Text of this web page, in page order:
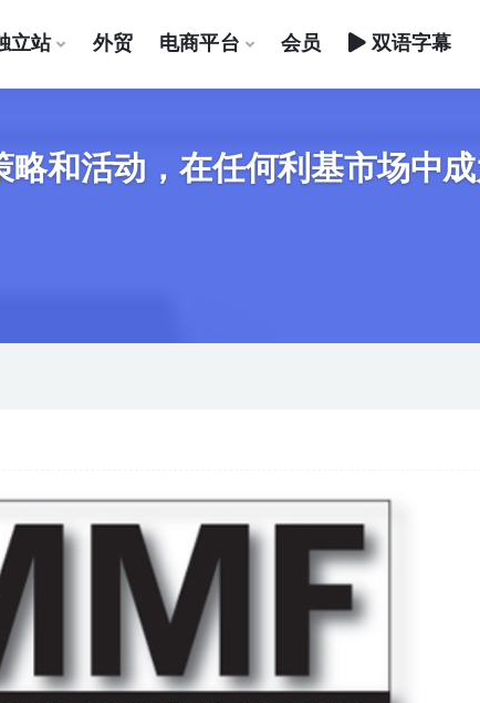
立站 外贸 电商平台 会员 双语字幕
和活动，在任何利基市场中